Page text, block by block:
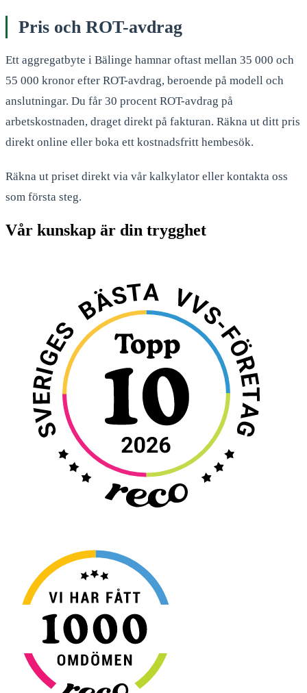
Pris och ROT-avdrag
Ett aggregatbyte i Bälinge hamnar oftast mellan 35 000 och
55 000 kronor efter ROT-avdrag, beroende på modell och
anslutningar. Du får 30 procent ROT-avdrag på
arbetskostnaden, draget direkt på fakturan. Räkna ut ditt pris
direkt online eller boka ett kostnadsfritt hembesök.
Räkna ut priset direkt via vår kalkylator eller kontakta oss
som första steg.
Vår kunskap är din trygghet